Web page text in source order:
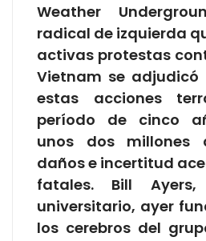
Weather
radical de izquierda
activas protestas
Vietnam se adjudicó
estas acciones
período de cinco
unos dos millones
daños e incertitud
fatales. Bill
universitario, ayer
los cerebros del